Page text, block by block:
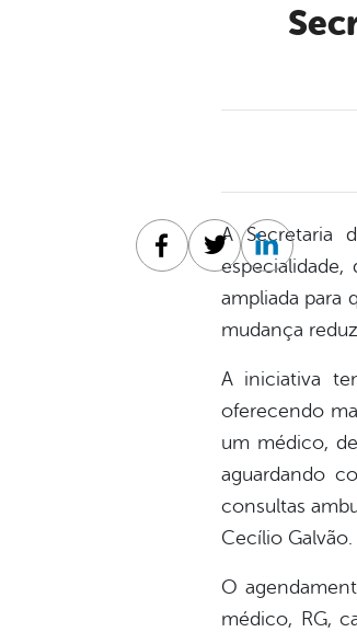
Secretaria de Saúde de Belo Jardim amplia número de
A Secretaria
ampliada para
mudança
A iniciativa
oferecendo
um médico,
aguardando
consultas
Cecílio Galvão.
O
médico, RG,
Facebook
Twitter